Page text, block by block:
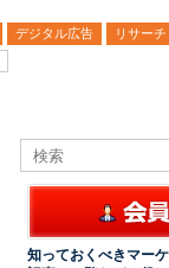
デジタル広告
リサーチ
知っておくべきマー